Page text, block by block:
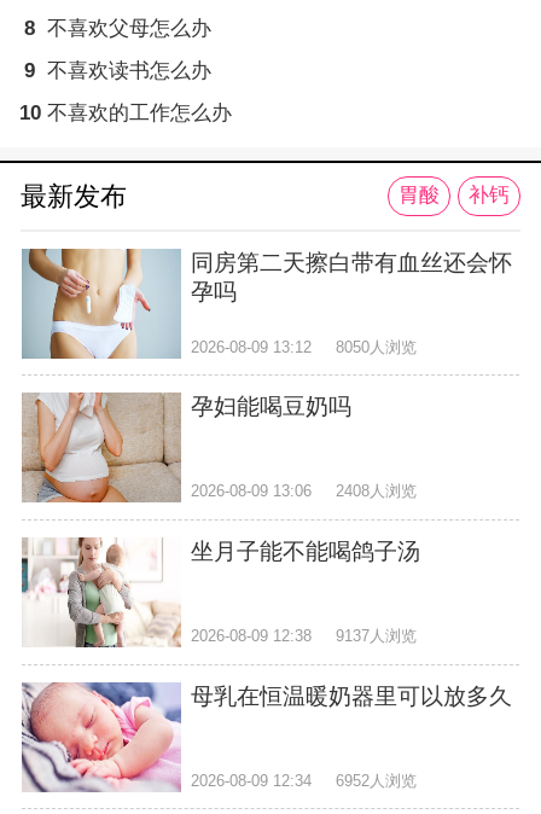
8 不喜欢父母怎么办
9 不喜欢读书怎么办
10 不喜欢的工作怎么办
最新发布 胃酸 补钙
同房第二天擦白带有血丝还会怀
孕吗
2026-08-09 13:12 8050人浏览
孕妇能喝豆奶吗
2026-08-09 13:06 2408人浏览
坐月子能不能喝鸽子汤
2026-08-09 12:38 9137人浏览
母乳在恒温暖奶器里可以放多久
2026-08-09 12:34 6952人浏览